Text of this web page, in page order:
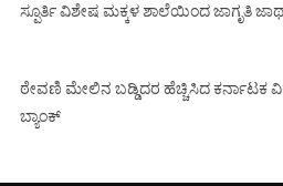
ಸ್ಪೂರ್ತಿ ವಿಶೇಷ ಮಕ್ಕಳ ಶಾಲೆಯಿಂದ ಜಾಗೃತಿ
ಠೇವಣಿ ಮೇಲಿನ ಬಡ್ಡಿದರ ಹೆಚ್ಚಿಸಿದ ಕರ್ನಾಟಕ
ಬ್ಯಾಂಕ್